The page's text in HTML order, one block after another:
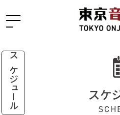
スケジュール スケ